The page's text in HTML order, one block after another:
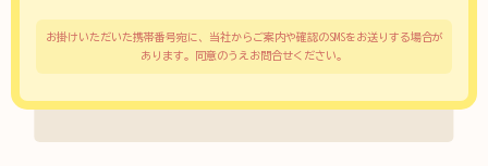
お掛けいただいた携帯番号宛に、当社からご案内や確認のSMSをお送りする場合が
あります。同意のうえお問合せください。